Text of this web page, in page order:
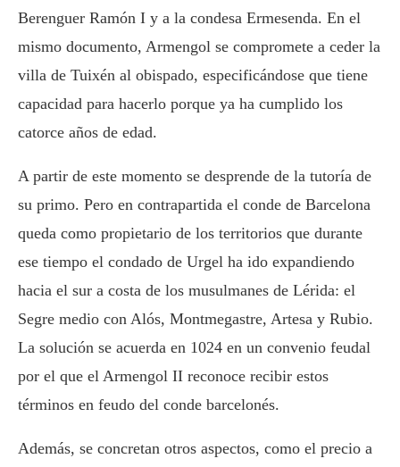
Berenguer Ramón I y a la condesa Ermesenda. En el
mismo documento, Armengol se compromete a ceder la
villa de Tuixén al obispado, especificándose que tiene
capacidad para hacerlo porque ya ha cumplido los
catorce años de edad.
A partir de este momento se desprende de la tutoría de
su primo. Pero en contrapartida el conde de Barcelona
queda como propietario de los territorios que durante
ese tiempo el condado de Urgel ha ido expandiendo
hacia el sur a costa de los musulmanes de Lérida: el
Segre medio con Alós, Montmegastre, Artesa y Rubio.
La solución se acuerda en 1024 en un convenio feudal
por el que el Armengol II reconoce recibir estos
términos en feudo del conde barcelonés.
Además, se concretan otros aspectos, como el precio a